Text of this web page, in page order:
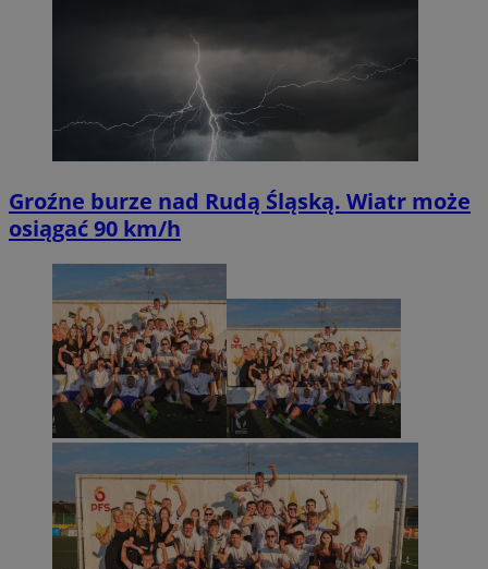
Groźne burze nad Rudą Śląską. Wiatr może
osiągać 90 km/h